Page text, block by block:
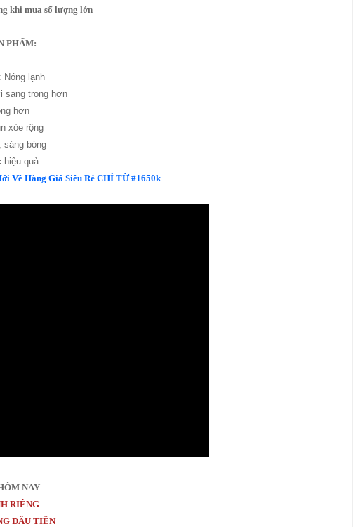
khi mua số lượng lớn
PHẨM:
Nóng lạnh
sang trọng hơn
hơn
xòe rộng
sáng bóng
quả
Về Hàng Giá Siêu Rẻ CHỈ TỪ #1650k
NAY
RIÊNG
ĐẦU TIÊN